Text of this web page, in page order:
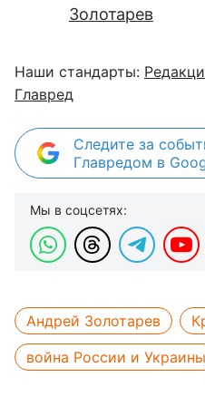
Золотарев
Наши стандарты:
Главред
Следите за
Главредом в
Мы в соцсетях:
Андрей Золотарев
война России и Украины